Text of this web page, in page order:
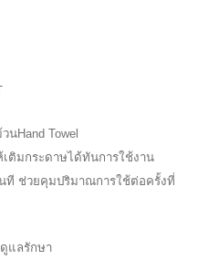
Hand Towel
ติมกระดาษได้ทันการใช้งาน
ที ช่วยคุมปริมาณการใช้ต่อครั้งที่
แลรักษา